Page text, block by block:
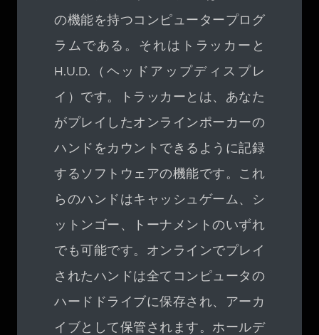
の機能を持つコンピュータープログ
ラムである。それはトラッカーと
H.U.D.（ヘッドアップディスプレ
イ）です。トラッカーとは、あなた
がプレイしたオンラインポーカーの
ハンドをカウントできるように記録
するソフトウェアの機能です。これ
らのハンドはキャッシュゲーム、シ
ットンゴー、トーナメントのいずれ
でも可能です。オンラインでプレイ
されたハンドは全てコンピュータの
ハードドライブに保存され、アーカ
イブとして保管されます。ホールデ